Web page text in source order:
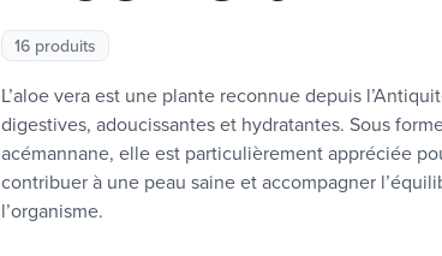
16 produits
L’aloe vera est une plante reconnue depuis
digestives, adoucissantes et hydratantes. Sous
acémannane, elle est particulièrement appréciée
contribuer à une peau saine et accompagner
l’organisme.